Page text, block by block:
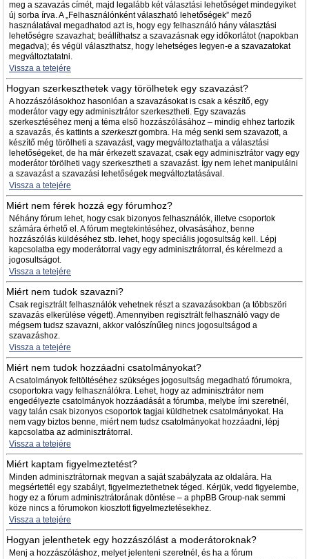
meg a szavazás címét, majd legalább két választási lehetőséget mindegyiket
új sorba írva. A „Felhasználónként válaszható lehetőségek” mező
használatával megadhatod azt is, hogy egy felhasználó hány választási
lehetőségre szavazhat; beállíthatsz a szavazásnak egy időkorlátot (napokban
megadva); és végül választhatsz, hogy lehetséges legyen-e a szavazatokat
megváltoztatatni.
Vissza a tetejére
Hogyan szerkeszthetek vagy törölhetek egy szavazást?
A hozzászólásokhoz hasonlóan a szavazásokat is csak a készítő, egy
moderátor vagy egy adminisztrátor szerkesztheti. Egy szavazás
szerkesztéséhez menj a téma első hozzászólásához – mindig ehhez tartozik
a szavazás, és kattints a szerkesztgombra. Ha még senki sem szavazott, a
készítő még törölheti a szavazást, vagy megváltoztathatja a választási
lehetőségeket, de ha már érkezett szavazat, csak egy adminisztrátor vagy egy
moderátor törölheti vagy szerkesztheti a szavazást. Így nem lehet manipulálni
a szavazást a szavazási lehetőségek megváltoztatásával.
Vissza a tetejére
Miért nem férek hozzá egy fórumhoz?
Néhány fórum lehet, hogy csak bizonyos felhasználók, illetve csoportok
számára érhető el. A fórum megtekintéséhez, olvasásához, benne
hozzászólás küldéséhez stb. lehet, hogy speciális jogosultság kell. Lépj
kapcsolatba egy moderátorral vagy egy adminisztrátorral, és kérelmezd a
jogosultságot.
Vissza a tetejére
Miért nem tudok szavazni?
Csak regisztrált felhasználók vehetnek részt a szavazásokban (a többszöri
szavazás elkerülése végett). Amennyiben regisztrált felhasználó vagy de
mégsem tudsz szavazni, akkor valószínűleg nincs jogosultságod a
szavazáshoz.
Vissza a tetejére
Miért nem tudok hozzáadni csatolmányokat?
A csatolmányok feltöltéséhez szükséges jogosultság megadható fórumokra,
csoportokra vagy felhasználókra. Lehet, hogy az adminisztrátor nem
engedélyezte csatolmányok hozzáadását a fórumba, melybe írni szeretnél,
vagy talán csak bizonyos csoportok tagjai küldhetnek csatolmányokat. Ha
nem vagy biztos benne, miért nem tudsz csatolmányokat hozzáadni, lépj
kapcsolatba az adminisztrátorral.
Vissza a tetejére
Miért kaptam figyelmeztetést?
Minden adminisztrátornak megvan a saját szabályzata az oldalára. Ha
megsértettél egy szabályt, figyelmeztethetnek téged. Kérjük, vedd figyelembe,
hogy ez a fórum adminisztrátorának döntése – a phpBB Group-nak semmi
köze nincs a fórumokon kiosztott figyelmeztetésekhez.
Vissza a tetejére
Hogyan jelenthetek egy hozzászólást a moderátoroknak?
Menj a hozzászóláshoz, melyet jelenteni szeretnél, és ha a fórum